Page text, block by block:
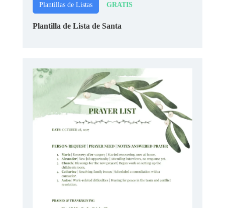
Plantillas de Listas GRATIS
Plantilla de Lista de Santa